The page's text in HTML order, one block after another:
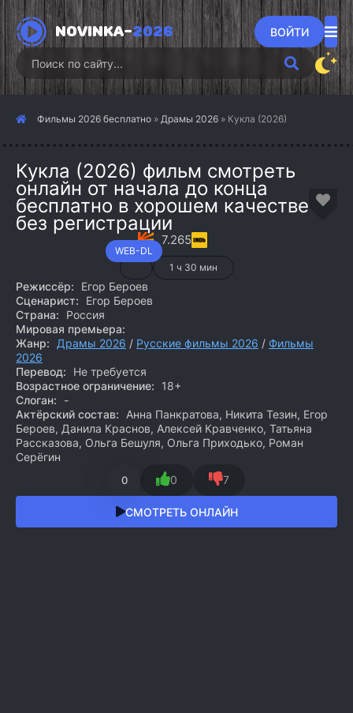
NOVINKA-2026 ВОЙТИ
Фильмы 2026 бесплатно » Драмы 2026 » Кукла (2026)
Кукла (2026) фильм смотреть
онлайн от начала до конца
бесплатно в хорошем качестве
без регистрации
WEB-DL
7.265
1 ч 30 мин
Режиссёр:
Егор Бероев
Сценарист:
Егор Бероев
Страна:
Россия
Мировая премьера:
Жанр:
Драмы 2026 / Русские фильмы 2026 / Фильмы
2026
Перевод:
Не требуется
Возрастное ограничение:
18+
Слоган:
-
Актёрский состав:
Анна Панкратова, Никита Тезин, Егор
Бероев, Данила Краснов, Алексей Кравченко, Татьяна
Рассказова, Ольга Бешуля, Ольга Приходько, Роман
Серёгин
0 0 7
СМОТРЕТЬ ОНЛАЙН